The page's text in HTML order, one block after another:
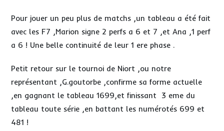
Pour jouer un peu plus de matchs ,un tableau a été fait
avec les F7 ,Marion signe 2 perfs a 6 et 7 ,et Ana ,1 perf
a 6 ! Une belle continuité de leur 1 ere phase .
Petit retour sur le tournoi de Niort ,ou notre
représentant ,G.goutorbe ,confirme sa forme actuelle
,en gagnant le tableau 1699,et finissant 3 eme du
tableau toute série ,en battant les numérotés 699 et
481 !